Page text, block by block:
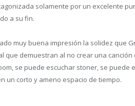
solamente por un excelente
a su fin.
muy buena impresión la solidez que
que demuestran al no crear una
se puede escuchar stoner, se
un corto y ameno espacio de tiempo.